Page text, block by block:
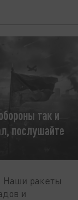
так и
послушайте
Наши ракеты
и